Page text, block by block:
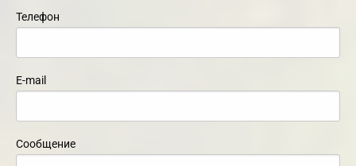
Телефон
E-mail
Сообщение